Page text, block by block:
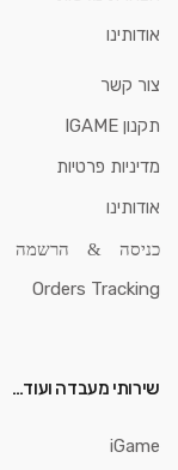
אודותינו
צור קשר
תקנון IGAME
מדיניות פרטיות
אודותינו
כניסה & הרשמה
Orders Tracking
שירותי מעבדה ועוד…
iGame